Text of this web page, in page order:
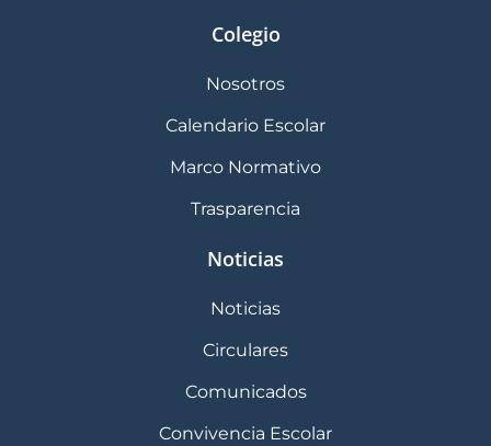
Colegio
Nosotros
Calendario Escolar
Marco Normativo
Trasparencia
Noticias
Noticias
Circulares
Comunicados
Convivencia Escolar